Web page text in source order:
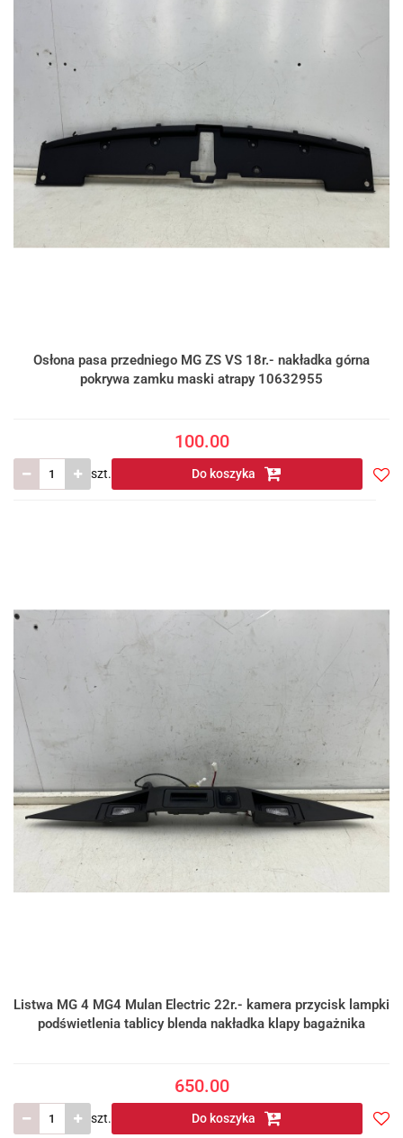
Osłona pasa przedniego MG ZS VS 18r.- nakładka górna
pokrywa zamku maski atrapy 10632955
100.00
szt. Do koszyka
Listwa MG 4 MG4 Mulan Electric 22r.- kamera przycisk lampki
podświetlenia tablicy blenda nakładka klapy bagażnika
650.00
szt. Do koszyka